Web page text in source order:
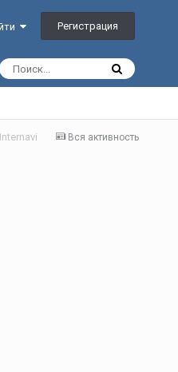
Регистрация
Вся активность